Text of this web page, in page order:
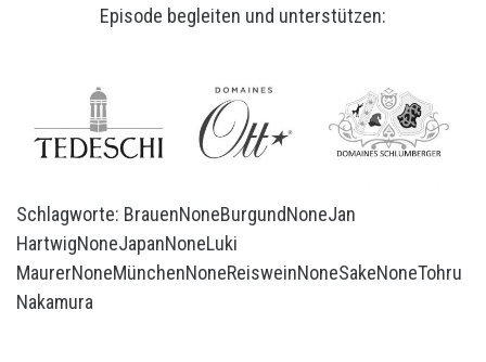
Episode begleiten und unterstützen:
Schlagworte: BrauenNoneBurgundNoneJan
HartwigNoneJapanNoneLuki
MaurerNoneMünchenNoneReisweinNoneSakeNoneTohru
Nakamura